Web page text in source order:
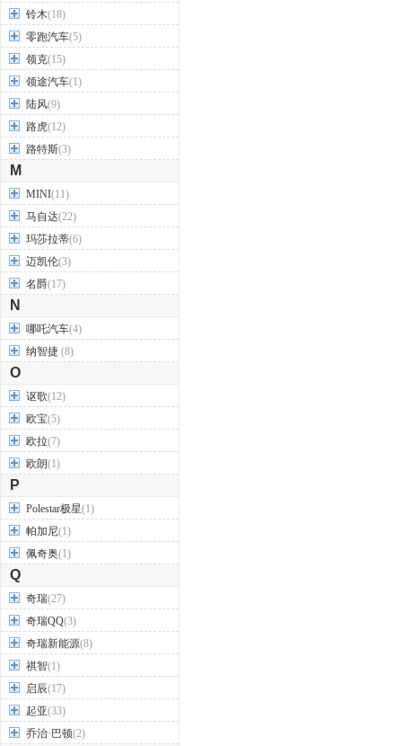
铃木(18)
零跑汽车(5)
领克(15)
领途汽车(1)
陆风(9)
路虎(12)
路特斯(3)
M
MINI(11)
马自达(22)
玛莎拉蒂(6)
迈凯伦(3)
名爵(17)
N
哪吒汽车(4)
纳智捷 (8)
O
讴歌(12)
欧宝(5)
欧拉(7)
欧朗(1)
P
Polestar极星(1)
帕加尼(1)
佩奇奥(1)
Q
奇瑞(27)
奇瑞QQ(3)
奇瑞新能源(8)
祺智(1)
启辰(17)
起亚(33)
乔治·巴顿(2)